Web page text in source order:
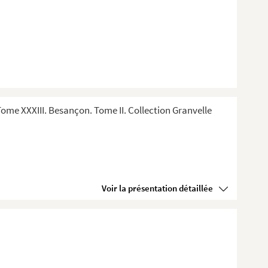
XXXIII. Besançon. Tome II. Collection Granvelle
Voir la présentation détaillée